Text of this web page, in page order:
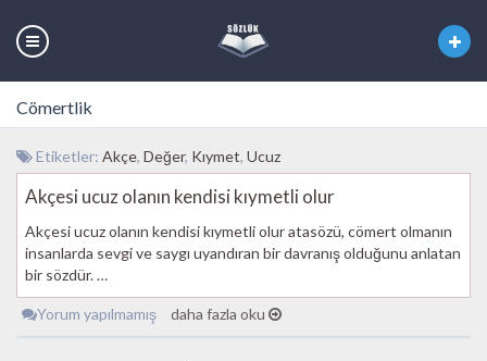
Cömertlik
Etiketler: Akçe, Değer, Kıymet, Ucuz
Akçesi ucuz olanın kendisi kıymetli olur
Akçesi ucuz olanın kendisi kıymetli olur atasözü, cömert olmanın
insanlarda sevgi ve saygı uyandıran bir davranış olduğunu anlatan
bir sözdür. …
Yorum yapılmamış daha fazla oku